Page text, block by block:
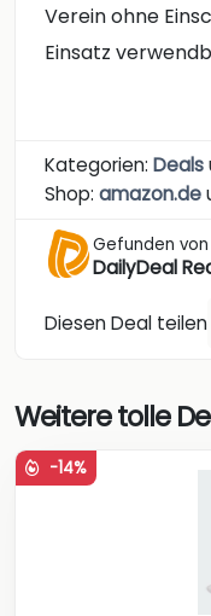
Verein ohne
Einsatz
Kategorien: Deals
Shop: amazon.de
Gefunden von
DailyDeal
Diesen Deal teilen
Weitere tolle
-14%